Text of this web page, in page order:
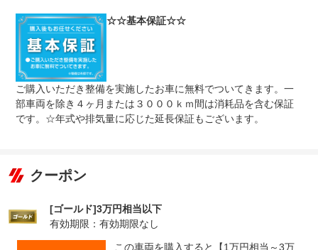
☆☆基本保証☆☆
ご購入いただき整備を実施したお車に無料でついてきます。一
部車両を除き４ヶ月または３０００ｋｍ間は消耗品を含む保証
です。☆年式や排気量に応じた延長保証もございます。
クーポン
[ゴールド]3万円相当以下
有効期限：有効期限なし
この車両を購入すると【1万円相当～3万